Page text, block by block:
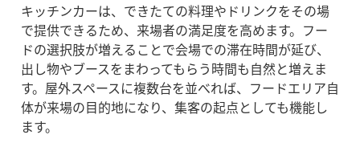
キッチンカーは、できたての料理やドリンクをその場
で提供できるため、来場者の満足度を高めます。フー
ドの選択肢が増えることで会場での滞在時間が延び、
出し物やブースをまわってもらう時間も自然と増えま
す。屋外スペースに複数台を並べれば、フードエリア自
体が来場の目的地になり、集客の起点としても機能し
ます。